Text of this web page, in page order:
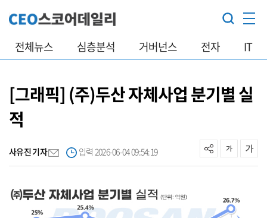
전체뉴스 심층분석 거버넌스 전자 IT
[그래픽] (주)두산 자체사업 분기별 실
적
사유진 기자 입력 2026-06-04 09:54:19